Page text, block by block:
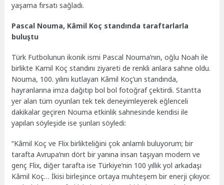
yaşama fırsatı sağladı.
Pascal Nouma, Kâmil Koç standında taraftarlarla
buluştu
Türk Futbolunun ikonik ismi Pascal Nouma’nın, oğlu Noah ile
birlikte Kamil Koç standını ziyareti de renkli anlara sahne oldu.
Nouma, 100. yılını kutlayan Kâmil Koç’un standında,
hayranlarına imza dağıtıp bol bol fotoğraf çektirdi. Stantta
yer alan tüm oyunları tek tek deneyimleyerek eğlenceli
dakikalar geçiren Nouma etkinlik sahnesinde kendisi ile
yapılan söyleşide ise şunları söyledi:
“Kâmil Koç ve Flix birlikteliğini çok anlamlı buluyorum; bir
tarafta Avrupa’nın dört bir yanına insan taşıyan modern ve
genç Flix, diğer tarafta ise Türkiye’nin 100 yıllık yol arkadaşı
Kâmil Koç… İkisi birleşince ortaya muhteşem bir enerji çıkıyor.